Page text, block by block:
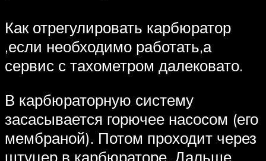
Как отрегулировать карбюратор
,если необходимо работать,а
сервис с тахометром далековато.
В карбюраторную систему
засасывается горючее насосом (его
мембраной). Потом проходит через
штуцер в карбюраторе. Дальше